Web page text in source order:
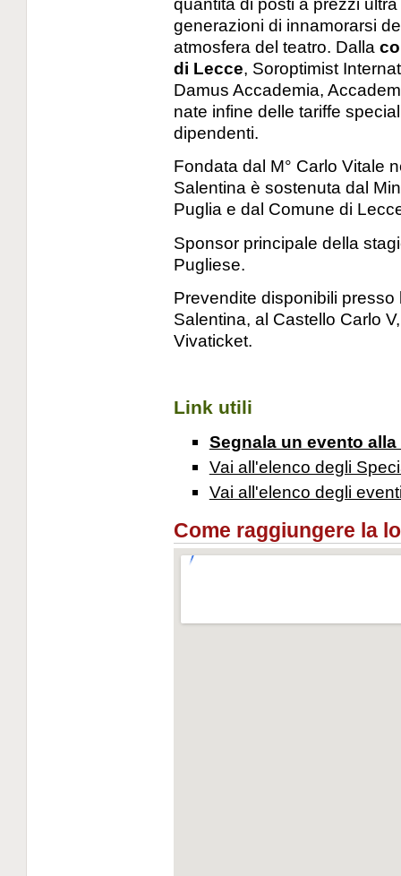
generazioni di innamorarsi
atmosfera del teatro. Dalla
di Lecce, Soroptimist
Damus Accademia,
nate infine delle tariffe
dipendenti.
Fondata dal M° Carlo Vitale
Salentina è sostenuta dal
Puglia e dal Comune di
Sponsor principale della
Pugliese.
Prevendite disponibili
Salentina, al Castello Carlo
Vivaticket.
Link utili
Segnala un evento
Vai all'elenco degli
Vai all'elenco degli
Come raggiungere la